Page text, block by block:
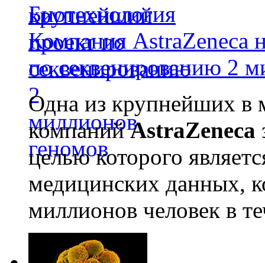
Биотехнология
Компания AstraZeneca
по секвенированию 2
Одна из крупнейших в
компанийAstraZeneca
целью которого
медицинских данных,
миллионов человек в